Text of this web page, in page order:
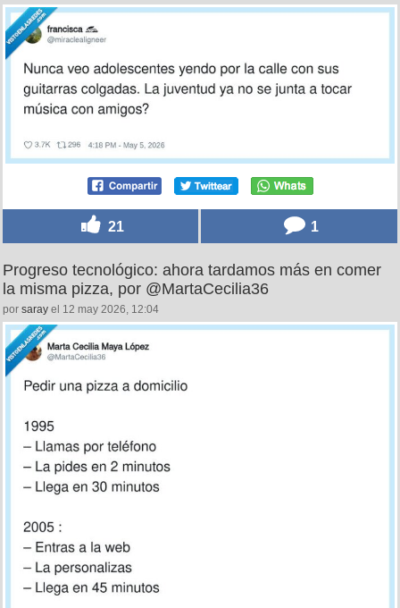
21 1
Progreso tecnológico: ahora tardamos más en comer
la misma pizza, por @MartaCecilia36
por saray el 12 may 2026, 12:04